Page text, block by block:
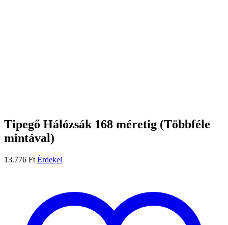
Tipegő Hálózsák 168 méretig (Többféle
mintával)
13.776 Ft Érdekel